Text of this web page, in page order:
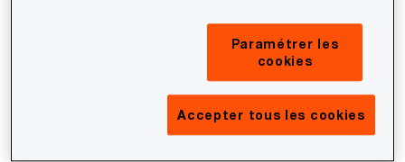
L’équipe fiscale était composée de
, avocat associé,
Paramétrer les
cookies
Accepter tous les cookies